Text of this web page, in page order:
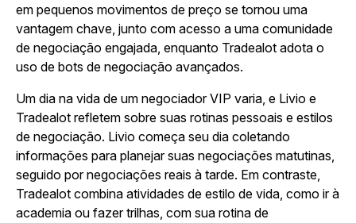
em pequenos movimentos de preço se tornou uma
vantagem chave, junto com acesso a uma comunidade
de negociação engajada, enquanto Tradealot adota o
uso de bots de negociação avançados.
Um dia na vida de um negociador VIP varia, e Livio e
Tradealot refletem sobre suas rotinas pessoais e estilos
de negociação. Livio começa seu dia coletando
informações para planejar suas negociações matutinas,
seguido por negociações reais à tarde. Em contraste,
Tradealot combina atividades de estilo de vida, como ir à
academia ou fazer trilhas, com sua rotina de